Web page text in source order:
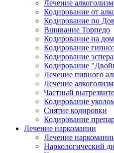
Лечение
Кодирование от
Кодирование по
Вшивание Торпедо
Кодирование на
Кодирование
Кодирование
Кодирование
Лечение пивного
Лечение
Частный
Кодирование
Снятие кодировки
Кодирование
Лечение наркомании
Лечение
Наркологический